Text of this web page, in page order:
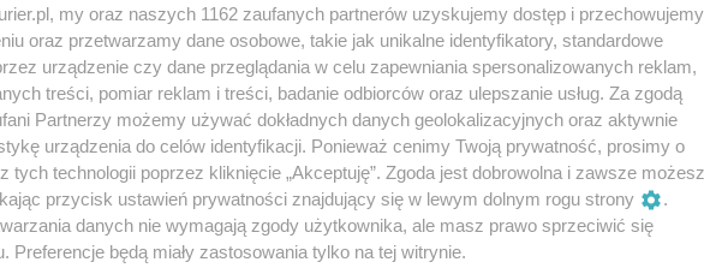
z kwiatami i flagami. Na miejscowym cmentarzu
w rejonie Doniecka. Za miesiąc skończyłby
przyrodę, hodował kwiaty, miał licznych
„był człowiekiem wielkiego serca, bardzo
słowami: „Niski pokłon żołnierzowi
bronić Ukrainy.
my oraz naszych 1162 zaufanych partnerów uzyskujemy dostęp i przechowujemy
oraz przetwarzamy dane osobowe, takie jak unikalne identyfikatory, standardowe
urządzenie czy dane przeglądania w celu zapewniania spersonalizowanych reklam,
treści, pomiar reklam i treści, badanie odbiorców oraz ulepszanie usług. Za zgodą
Partnerzy możemy używać dokładnych danych geolokalizacyjnych oraz aktywnie
urządzenia do celów identyfikacji. Ponieważ cenimy Twoją prywatność, prosimy o
tych technologii poprzez kliknięcie „Akceptuję”. Zgoda jest dobrowolna i zawsze możesz
przycisk ustawień prywatności znajdujący się w lewym dolnym rogu strony
.
danych nie wymagają zgody użytkownika, ale masz prawo sprzeciwić się
Preferencje będą miały zastosowania tylko na tej witrynie.